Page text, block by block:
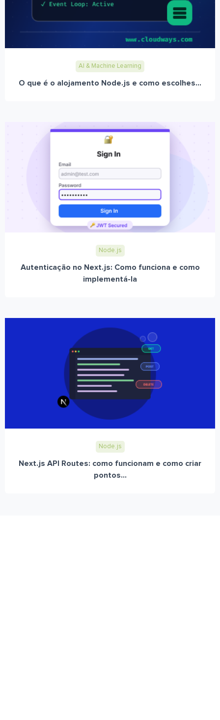
AI & Machine Learning
O que é o alojamento Node.js e como escolhes...
Node.js
Autenticação no Next.js: Como funciona e como
implementá-la
Node.js
Next.js API Routes: como funcionam e como criar
pontos...